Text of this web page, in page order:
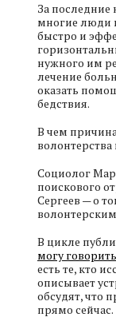
За последние
многие люди
быстро и
нужного им
лечение
оказать
бедствия.
В чем
Социолог
поискового
Сергеев — о
В цикле
могу говорить
есть те, кто
описывает
обсудят, что
прямо сейчас.